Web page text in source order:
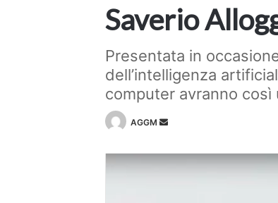
Saverio
Presentata in
dell’intelligenza
computer avranno così
AGGM
Invia